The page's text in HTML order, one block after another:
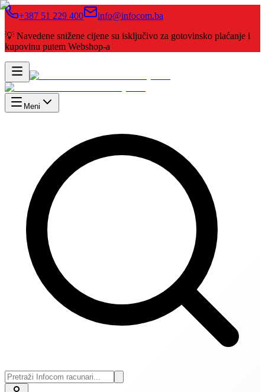
+387 51 229 400
info@infocom.ba
💡 Navedene snižene cijene su isključivo za gotovinsko plaćanje i
kupovinu putem Webshop-a
Meni